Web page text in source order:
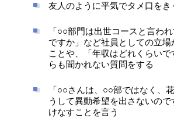
友人のように平気でタメ口をき
「○○部門は出世コースと言わ
ですか」など社員としての立
ことや、「年収はどれくらい
らも聞かれない質問をする
「○○さんは、○○部ではなく、
うして異動希望を出さないの
けなすことを言う